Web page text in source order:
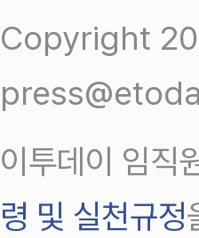
Copyright
이투데이 임직
령 및 실천규정